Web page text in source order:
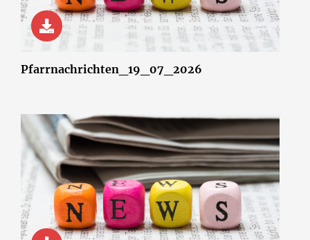
© wsf-sh/Shotshop.com
Pfarrnachrichten_19_07_2026